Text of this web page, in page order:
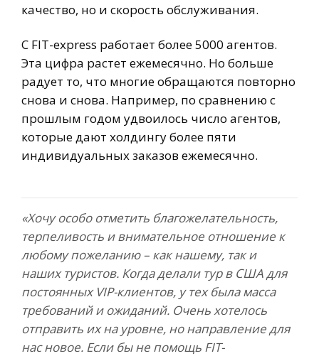
качество, но и скорость обслуживания.
С FIT-express работает более 5000 агентов.
Эта цифра растет ежемесячно. Но больше
радует то, что многие обращаются повторно
снова и снова. Например, по сравнению с
прошлым годом удвоилось число агентов,
которые дают холдингу более пяти
индивидуальных заказов ежемесячно.
«Хочу особо отметить благожелательность,
терпеливость и внимательное отношение к
любому пожеланию – как нашему, так и
наших туристов. Когда делали тур в США для
постоянных VIP-клиентов, у тех была масса
требований и ожиданий. Очень хотелось
отправить их на уровне, но направление для
нас новое. Если бы не помощь FIT-